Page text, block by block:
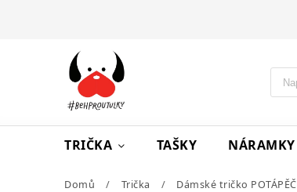
TRIČKA TAŠKY NÁRAMKY
Domů / Trička / Dámské tričko POTÁPĚČ